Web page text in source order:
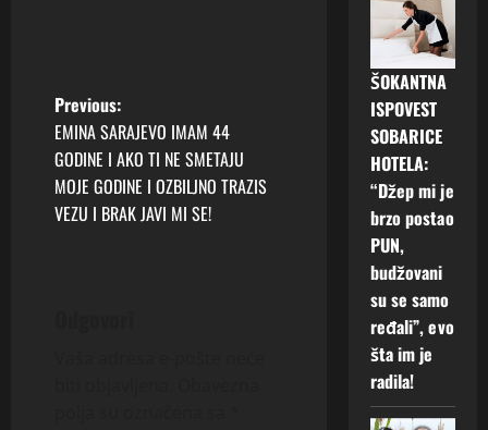
P
o
s
Previous:
EMINA SARAJEVO IMAM 44
GODINE I AKO TI NE SMETAJU
MOJE GODINE I OZBILJNO TRAZIS
VEZU I BRAK JAVI MI SE!
ŠOKANTNA
ISPOVEST
SOBARICE
HOTELA:
“Džep mi je
brzo postao
PUN,
budžovani
su se samo
ređali”, evo
šta im je
radila!